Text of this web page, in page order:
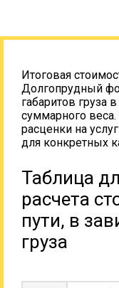
Итоговая
Долгопрудный
габаритов груза
суммарного
расценки на
для конкретных
Таблица
расчета
пути, в
груза